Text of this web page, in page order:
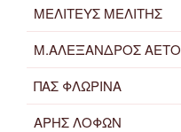
ΜΕΛΙΤΕΥΣ ΜΕΛΙΤΗΣ
Μ.ΑΛΕΞΑΝΔΡΟΣ
ΠΑΣ ΦΛΩΡΙΝΑ
ΑΡΗΣ ΛΟΦΩΝ